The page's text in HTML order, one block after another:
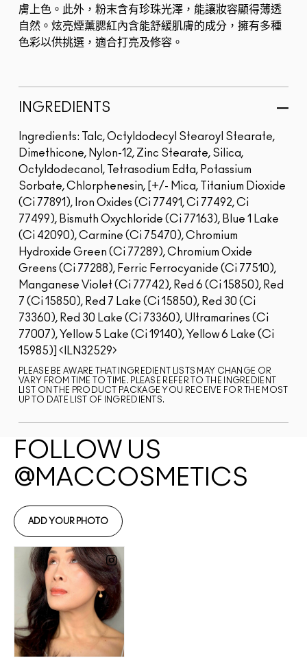
膚上色。此外，粉末含有珍珠光澤，能讓妝容顯得薄透
自然。炫亮煙薰腮紅內含能舒緩肌膚的成分，擁有多種
色彩以供挑選，適合打亮及修容。
INGREDIENTS
Ingredients: Talc, Octyldodecyl Stearoyl Stearate,
Dimethicone, Nylon-12, Zinc Stearate, Silica,
Octyldodecanol, Tetrasodium Edta, Potassium
Sorbate, Chlorphenesin, [+/- Mica, Titanium Dioxide
(Ci 77891), Iron Oxides (Ci 77491, Ci 77492, Ci
77499), Bismuth Oxychloride (Ci 77163), Blue 1 Lake
(Ci 42090), Carmine (Ci 75470), Chromium
Hydroxide Green (Ci 77289), Chromium Oxide
Greens (Ci 77288), Ferric Ferrocyanide (Ci 77510),
Manganese Violet (Ci 77742), Red 6 (Ci 15850), Red
7 (Ci 15850), Red 7 Lake (Ci 15850), Red 30 (Ci
73360), Red 30 Lake (Ci 73360), Ultramarines (Ci
77007), Yellow 5 Lake (Ci 19140), Yellow 6 Lake (Ci
15985)]
ILN32529
PLEASE BE AWARE THAT INGREDIENT LISTS MAY CHANGE OR
VARY FROM TIME TO TIME. PLEASE REFER TO THE INGREDIENT
LIST ON THE PRODUCT PACKAGE YOU RECEIVE FOR THE MOST
UP TO DATE LIST OF INGREDIENTS.